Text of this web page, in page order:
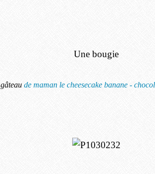
Une bougie
de maman le cheesecake banane -